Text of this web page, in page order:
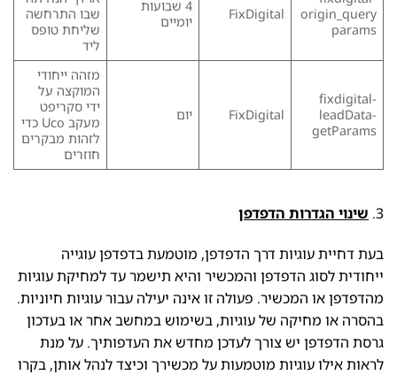
origin_query
params
FixDigital
4 שבועות
יומיים
שבו התרחשה
שליחת טופס
ליד
fixdigital-
leadData-
getParams
FixDigital יום
מזהה ייחודי
המוקצה על
ידי סקריפט
מעקב Uco כדי
לזהות מבקרים
חוזרים
3. שינוי הגדרות הדפדפן
בעת דחיית עוגיות דרך הדפדפן, מוטמעת בדפדפן עוגייה
ייחודית לסוג הדפדפן והמכשיר והיא תישמר עד למחיקת עוגיות
מהדפדפן או המכשיר. פעולה זו אינה יעילה עבור עוגיות חיוניות.
בהסרה או מחיקה של עוגיות, בשימוש במחשב אחר או בעדכון
גרסת הדפדפן יש צורך לעדכן מחדש את העדפותיך. על מנת
לראות אילו עוגיות מוטמעות על מכשירך וכיצד לנהל אותן, בקרו